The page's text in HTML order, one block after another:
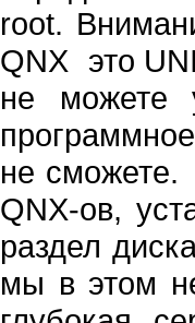
root.
QNX это
не можете
не сможете.
QNX-ов,
раздел
мы в этом